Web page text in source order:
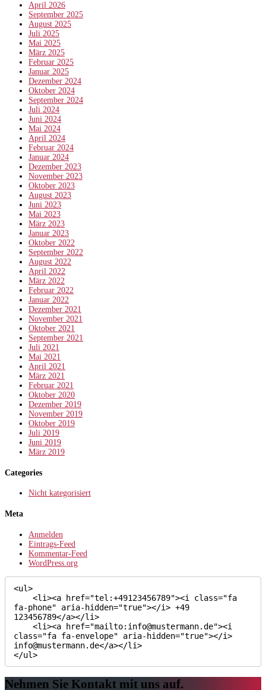
April 2026
September 2025
August 2025
Juli 2025
Mai 2025
März 2025
Februar 2025
Januar 2025
Dezember 2024
Oktober 2024
September 2024
Juli 2024
Juni 2024
Mai 2024
April 2024
Februar 2024
Januar 2024
Dezember 2023
November 2023
Oktober 2023
August 2023
Juni 2023
Mai 2023
März 2023
Januar 2023
Oktober 2022
September 2022
August 2022
April 2022
März 2022
Februar 2022
Januar 2022
Dezember 2021
November 2021
Oktober 2021
September 2021
Juli 2021
Mai 2021
April 2021
März 2021
Februar 2021
Oktober 2020
Dezember 2019
November 2019
Oktober 2019
Juli 2019
Juni 2019
März 2019
Categories
Nicht kategorisiert
Meta
Anmelden
Eintrags-Feed
Kommentar-Feed
WordPress.org
<ul>
fa-phone" aria-hidden="true"></i> +49
123456789</a></li>
class="fa fa-envelope" aria-hidden="true"></i>
info@mustermann.de</a></li>
</ul>
Nehmen Sie Kontakt mit uns auf.